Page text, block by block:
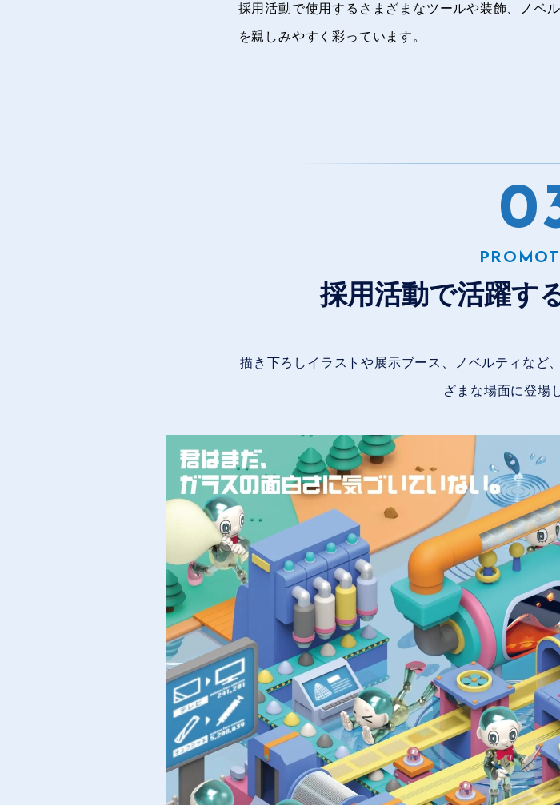
採用活動で使用するさまざまなツールや装飾、ノベ
を親しみやすく彩っています。
0
採用活動で活躍す
描き下ろしイラストや展示ブース、ノベルティなど
ざまな場面に登場